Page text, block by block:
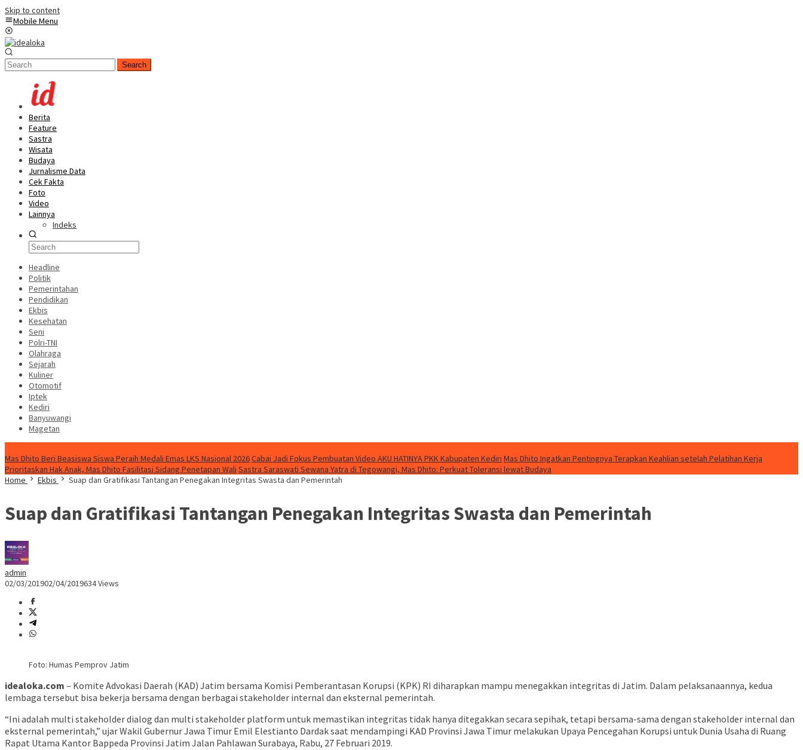
Skip to content
Mobile Menu
Search
Berita
Feature
Sastra
Wisata
Budaya
Jurnalisme Data
Cek Fakta
Foto
Video
Lainnya
Indeks
Headline
Politik
Pemerintahan
Pendidikan
Ekbis
Kesehatan
Seni
Polri-TNI
Olahraga
Sejarah
Kuliner
Otomotif
Iptek
Kediri
Banyuwangi
Magetan
Mas Dhito Beri Beasiswa Siswa Peraih Medali Emas LKS Nasional 2026Cabai Jadi Fokus Pembuatan Video AKU HATINYA PKK Kabupaten Kediri Mas Dhito Ingatkan Pentingnya Terapkan Keahlian setelah Pelatihan Kerja
Prioritaskan Hak Anak, Mas Dhito Fasilitasi Sidang Penetapan Wali Sastra Saraswati Sewana Yatra di Tegowangi, Mas Dhito: Perkuat Toleransi lewat Budaya
Home
Ekbis Suap dan Gratifikasi Tantangan Penegakan Integritas Swasta dan Pemerintah
Suap dan Gratifikasi Tantangan Penegakan Integritas Swasta dan Pemerintah
admin
02/03/201902/04/2019634 Views
Foto: Humas Pemprov Jatim
idealoka.com – Komite Advokasi Daerah (KAD) Jatim bersama Komisi Pemberantasan Korupsi (KPK) RI diharapkan mampu menegakkan integritas di Jatim. Dalam pelaksanaannya, kedua
lembaga tersebut bisa bekerja bersama dengan berbagai stakeholder internal dan eksternal pemerintah.
“Ini adalah multi stakeholder dialog dan multi stakeholder platform untuk memastikan integritas tidak hanya ditegakkan secara sepihak, tetapi bersama-sama dengan stakeholder internal dan
eksternal pemerintah,” ujar Wakil Gubernur Jawa Timur Emil Elestianto Dardak saat mendampingi KAD Provinsi Jawa Timur melakukan Upaya Pencegahan Korupsi untuk Dunia Usaha di Ruang
Rapat Utama Kantor Bappeda Provinsi Jatim Jalan Pahlawan Surabaya, Rabu, 27 Februari 2019.